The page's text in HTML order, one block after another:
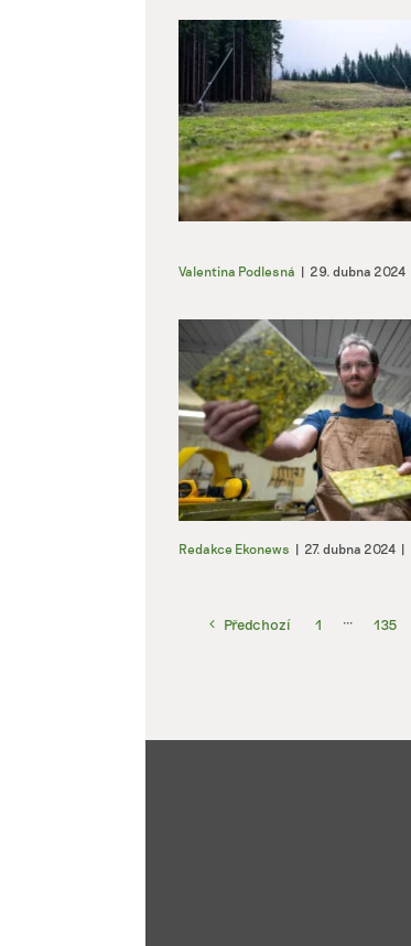
Valentina Podlesná | 29. dubna 2024
Redakce Ekonews | 27. dubna 2024 |
Předchozí 1 ··· 135